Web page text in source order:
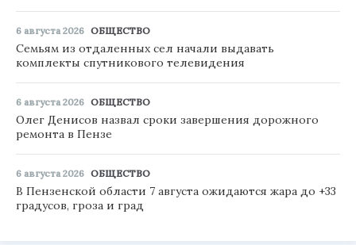
6 августа 2026 ОБЩЕСТВО
Семьям из отдаленных сел начали выдавать
комплекты спутникового телевидения
6 августа 2026 ОБЩЕСТВО
Олег Денисов назвал сроки завершения дорожного
ремонта в Пензе
6 августа 2026 ОБЩЕСТВО
В Пензенской области 7 августа ожидаются жара до +33
градусов, гроза и град